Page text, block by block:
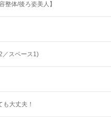
整体/後ろ姿美人】
／スペース1)
大丈夫！